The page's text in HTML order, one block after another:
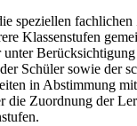
speziellen fachlichen
Klassenstufen
unter
Schüler sowie der
in Abstimmung
die Zuordnung der